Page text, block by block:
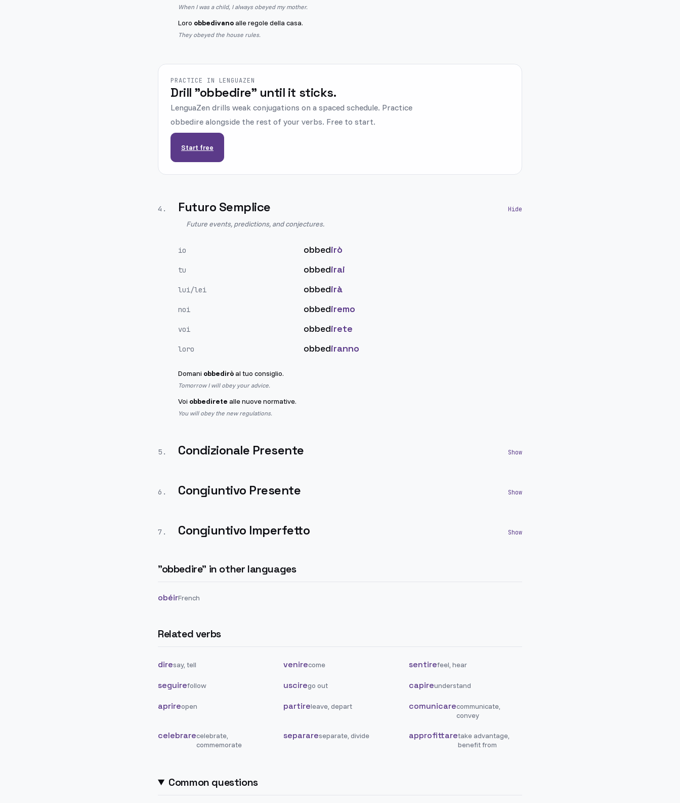
When I was a child, I always obeyed my mother.
Loro obbedivanoalle regole della casa.
They obeyed the house rules.
PRACTICE IN LENGUAZEN
Drill "obbedire" until it sticks.
LenguaZen drills weak conjugations on a spaced schedule. Practice
obbedire alongside the rest of your verbs. Free to start.
Start free
4 . Futuro Semplice
Future events, predictions, and conjectures.
io obbedirò
tu obbedirai
lui/lei obbedirà
noi obbediremo
voi obbedirete
loro obbediranno
Domani obbediròal tuo consiglio.
Tomorrow I will obey your advice.
Voi obbedirete alle nuove normative.
You will obey the new regulations.
5 . Condizionale Presente
6 . Congiuntivo Presente
7 . Congiuntivo Imperfetto
"obbedire" in other languages
obéirFrench
Related verbs
diresay, tell venirecome sentirefeel, hear
seguirefollow uscirego out capireunderstand
aprireopen partireleave, depart comunicarecommunicate,
convey
celebrarecelebrate,
commemorate
separareseparate, divide approfittaretake advantage,
benefit from
Common questions